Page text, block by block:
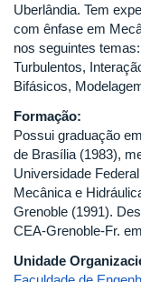
Uberlândia. Tem
com ênfase em
nos seguintes
Turbulentos,
Bifásicos,
Formação:
Possui graduação
de Brasília (1983),
Universidade
Mecânica e
Grenoble (1991).
CEA-Grenoble-Fr.
Unidade